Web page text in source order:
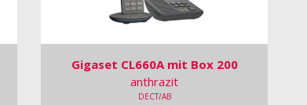
Gigaset CL660A mit Box 200
anthrazit
DECT/AB